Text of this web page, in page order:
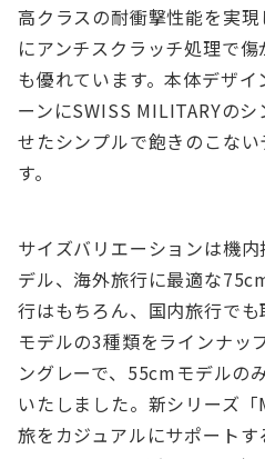
高クラスの耐衝撃性能を実
にアンチスクラッチ処理で
も優れています。本体デザ
ーンにSWISS MILITARYの
せたシンプルで飽きのこな
す。
サイズバリエーションは機
デル、海外旅行に最適な
行はもちろん、国内旅行で
モデルの3種類をラインナッ
ングレーで、55cmモデルの
いたしました。新シリーズ
旅をカジュアルにサポート